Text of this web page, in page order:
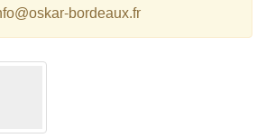
bordeaux.fr